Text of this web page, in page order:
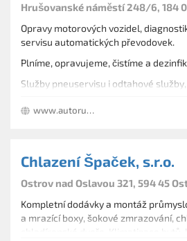
Hrušovanské náměstí 248/6, 184
Opravy motorových vozidel,
servisu automatických převodovek.
Plníme, opravujeme, čistíme a
Služby pneuservisu i odtahové
Příprava na STK i emise.
www.autorudolfinum.cz
Chlazení Špaček, s.r.o.
Ostrov nad Oslavou 321, 594 45
Kompletní dodávky a montáž
a mrazící boxy, šokové zmrazování,
chladírenské dveře. Klimatizace bytů,